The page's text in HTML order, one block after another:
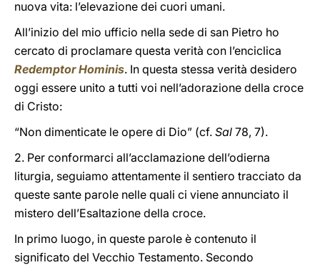
nuova vita: l’elevazione dei cuori umani.
All’inizio del mio ufficio nella sede di san Pietro ho
cercato di proclamare questa verità con l’enciclica
Redemptor Hominis. In questa stessa verità desidero
oggi essere unito a tutti voi nell’adorazione della croce
di Cristo:
“Non dimenticate le opere di Dio” (cf. Sal 78, 7).
2. Per conformarci all’acclamazione dell’odierna
liturgia, seguiamo attentamente il sentiero tracciato da
queste sante parole nelle quali ci viene annunciato il
mistero dell’Esaltazione della croce.
In primo luogo, in queste parole è contenuto il
significato del Vecchio Testamento. Secondo